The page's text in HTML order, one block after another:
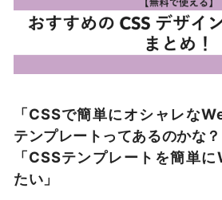
「CSSで簡単にオシャレな
テンプレートってあるのかな？
「CSSテンプレートを簡単
たい」